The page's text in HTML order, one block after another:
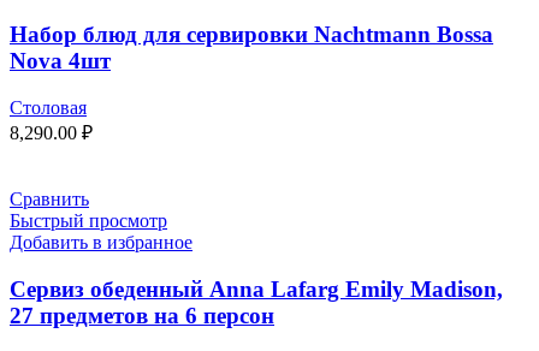
Набор блюд для сервировки Nachtmann Bossa
Nova 4шт
Столовая
8,290.00 ₽
Сравнить
Быстрый просмотр
Добавить в избранное
Сервиз обеденный Anna Lafarg Emily Madison,
27 предметов на 6 персон